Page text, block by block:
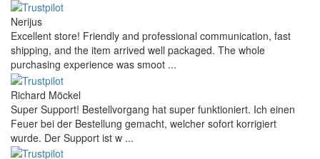
Nerijus
Excellent store! Friendly and professional communication, fast
shipping, and the item arrived well packaged. The whole
purchasing experience was smoot ...
Richard Möckel
Super Support! Bestellvorgang hat super funktioniert. Ich einen
Feuer bei der Bestellung gemacht, welcher sofort korrigiert
wurde. Der Support ist w ...